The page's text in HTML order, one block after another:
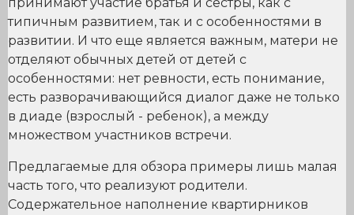
типичным развитием, так и с особенностями в
развитии. И что еще является важным, матери не
отделяют обычных детей от детей с
особенностями: нет ревности, есть понимание,
есть разворачивающийся диалог даже не только
в диаде (взрослый - ребенок), а между
множеством участников встречи.
Предлагаемые для обзора примеры лишь малая
часть того, что реализуют родители.
Содержательное наполнение квартирников